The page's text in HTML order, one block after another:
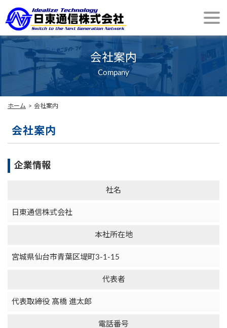
ホーム 会社案内
会社案内
Company
会社案内
企業情報
社名
日東通信株式会社
本社所在地
宮城県仙台市青葉区堤町3-1-15
代表者
代表取締役 髙橋 進太郎
電話番号